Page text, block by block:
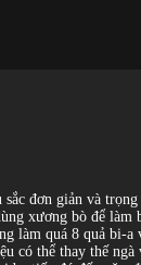
đơn giản và
xương bò để làm
làm quá 8 quả bi-a
có thể thay thế